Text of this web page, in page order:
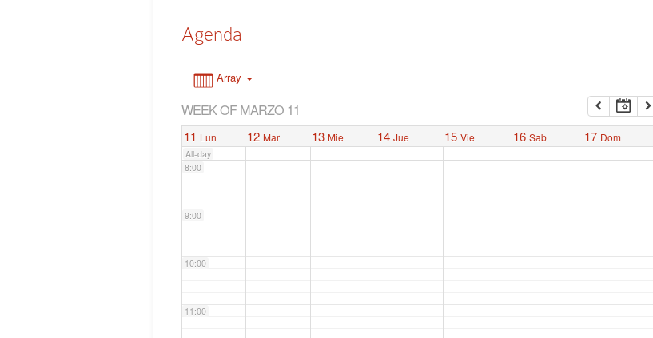
Agenda
Array
WEEK OF MARZO 11
11 Lun 12 Mar 13 Mie 14 Jue 15 Vie 16 Sab 17 Dom
All-day
6:00
8:00
9:00
10:00
11:00